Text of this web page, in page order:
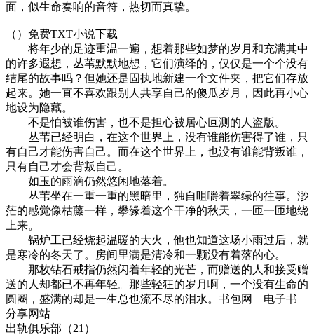
面，似生命奏响的音符，热切而真挚。
（）免费TXT小说下载
将年少的足迹重温一遍，想着那些如梦的岁月和充满其中
的许多遐想，丛苇默默地想，它们演绎的，仅仅是一个个没有
结尾的故事吗？但她还是固执地新建一个文件夹，把它们存放
起来。她一直不喜欢跟别人共享自己的傻瓜岁月，因此再小心
地设为隐藏。
不是怕被谁伤害，也不是担心被居心叵测的人盗版。
丛苇已经明白，在这个世界上，没有谁能伤害得了谁，只
有自己才能伤害自己。而在这个世界上，也没有谁能背叛谁，
只有自己才会背叛自己。
如玉的雨滴仍然悠闲地落着。
丛苇坐在一重一重的黑暗里，独自咀嚼着翠绿的往事。渺
茫的感觉像枯藤一样，攀缘着这个干净的秋天，一匝一匝地绕
上来。
锅炉工已经烧起温暖的大火，他也知道这场小雨过后，就
是寒冷的冬天了。房间里满是清冷和一颗没有着落的心。
那枚钻石戒指仍然闪着年轻的光芒，而赠送的人和接受赠
送的人却都已不再年轻。那些轻狂的岁月啊，一个没有生命的
圆圈，盛满的却是一生总也流不尽的泪水。书包网 电子书
分享网站
出轨俱乐部（21）